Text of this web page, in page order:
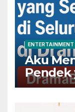
ENTERTAINMENT
Aku
Pendek